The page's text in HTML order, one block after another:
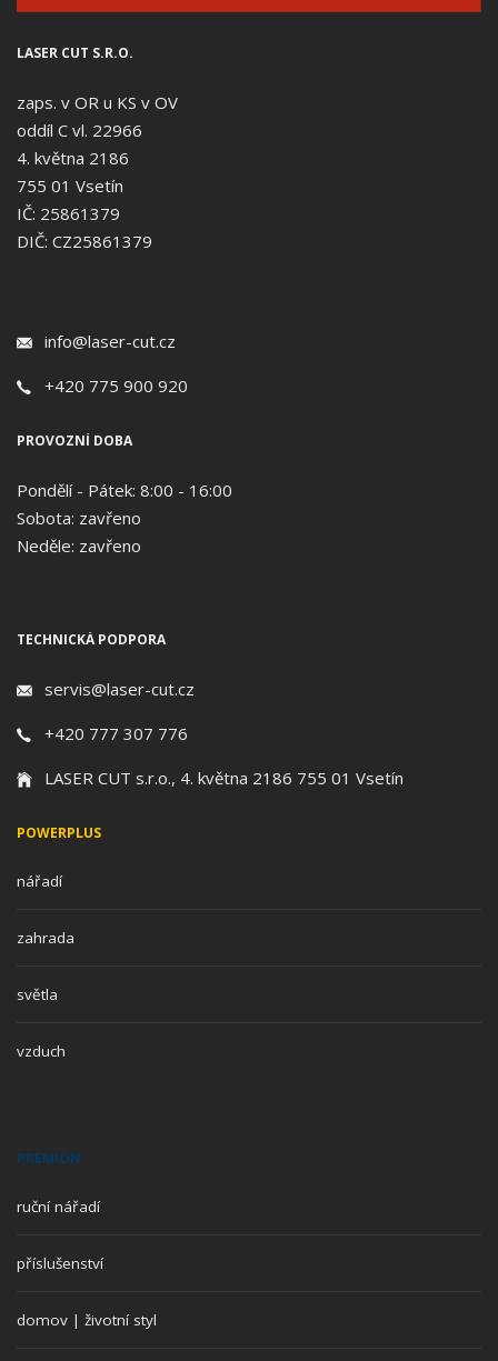
LASER CUT S.R.O.
zaps. v OR u KS v OV
oddíl C vl. 22966
4. května 2186
755 01 Vsetín
IČ: 25861379
DIČ: CZ25861379
info@laser-cut.cz
+420 775 900 920
PROVOZNÍ DOBA
Pondělí - Pátek: 8:00 - 16:00
Sobota: zavřeno
Neděle: zavřeno
TECHNICKÁ PODPORA
servis@laser-cut.cz
+420 777 307 776
LASER CUT s.r.o., 4. května 2186 755 01 Vsetín
POWERPLUS
nářadí
zahrada
světla
vzduch
PREMION
ruční nářadí
příslušenství
domov | životní styl